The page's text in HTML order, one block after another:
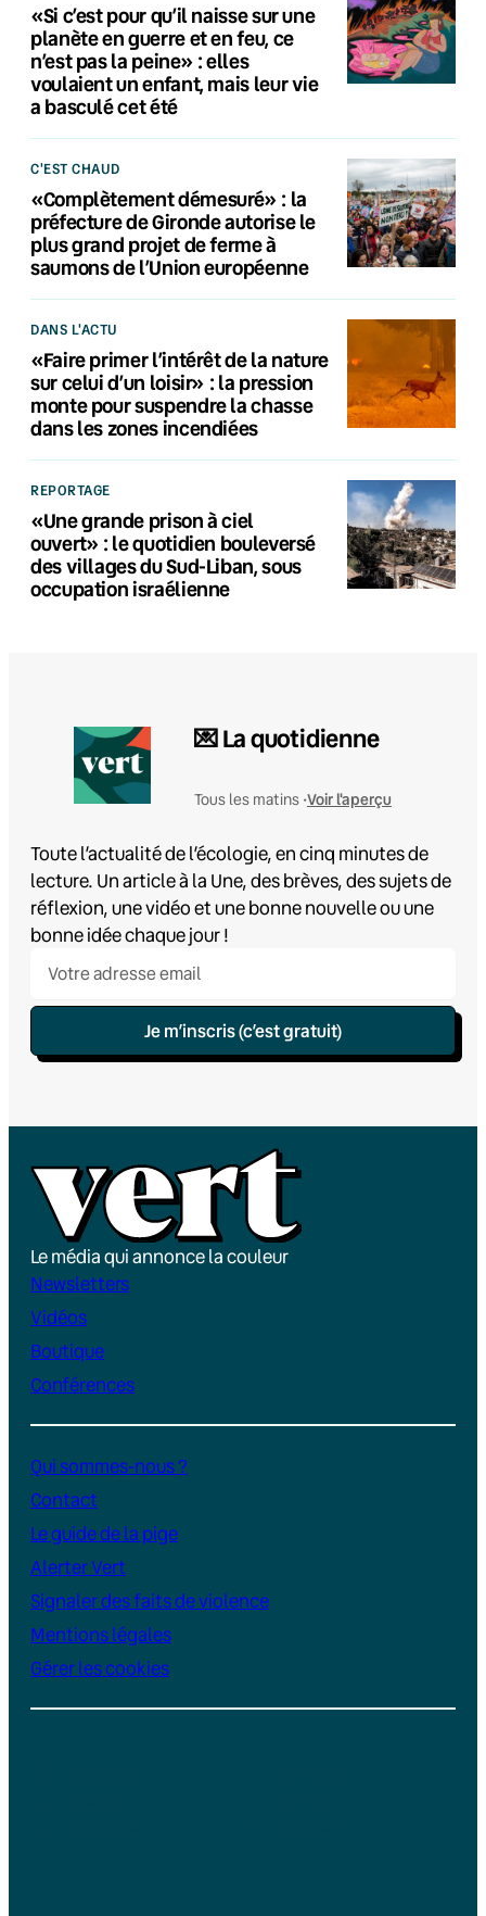
«Si c’est pour qu’il naisse sur une
planète en guerre et en feu, ce
n’est pas la peine» : elles
voulaient un enfant, mais leur vie
a basculé cet été
C'EST CHAUD
«Complètement démesuré» : la
préfecture de Gironde autorise le
plus grand projet de ferme à
saumons de l’Union européenne
DANS L'ACTU
«Faire primer l’intérêt de la nature
sur celui d’un loisir» : la pression
monte pour suspendre la chasse
dans les zones incendiées
REPORTAGE
«Une grande prison à ciel
ouvert» : le quotidien bouleversé
des villages du Sud-Liban, sous
occupation israélienne
💌 La quotidienne
Tous les matins •Voir l'aperçu
Toute l’actualité de l’écologie, en cinq minutes de
lecture. Un article à la Une, des brèves, des sujets de
réflexion, une vidéo et une bonne nouvelle ou une
bonne idée chaque jour !
Je m’inscris (c’est gratuit)
Le média qui annonce la couleur
Newsletters
Vidéos
Boutique
Conférences
Qui sommes-nous ?
Contact
Le guide de la pige
Alerter Vert
Signaler des faits de violence
Mentions légales
Gérer les cookies